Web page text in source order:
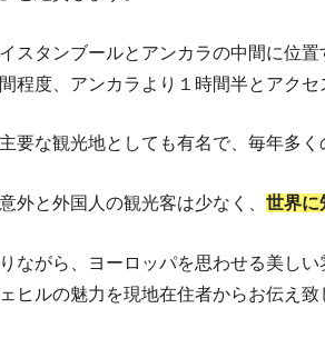
トルコ人の
イスタンブールとアンカラの中間に位
程度、アンカラより１時間半とアクセ
要な観光地としても有名で、毎年多く
外と外国人の観光客は少なく、 世界に
ながら、ヨーロッパを思わせる美し
ヒルの魅力を現地在住者からお伝え致